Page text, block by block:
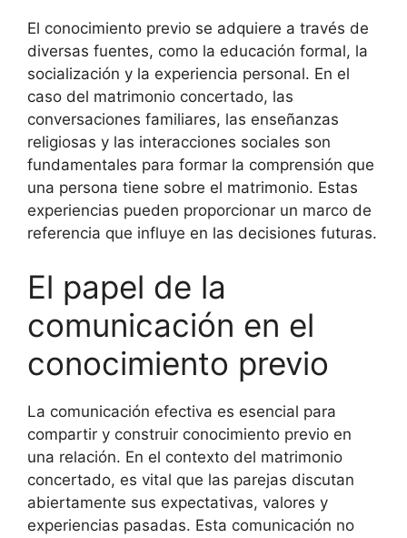
El conocimiento previo se adquiere a través de
diversas fuentes, como la educación formal, la
socialización y la experiencia personal. En el
caso del matrimonio concertado, las
conversaciones familiares, las enseñanzas
religiosas y las interacciones sociales son
fundamentales para formar la comprensión que
una persona tiene sobre el matrimonio. Estas
experiencias pueden proporcionar un marco de
referencia que influye en las decisiones futuras.
El papel de la
comunicación en el
conocimiento previo
La comunicación efectiva es esencial para
compartir y construir conocimiento previo en
una relación. En el contexto del matrimonio
concertado, es vital que las parejas discutan
abiertamente sus expectativas, valores y
experiencias pasadas. Esta comunicación no